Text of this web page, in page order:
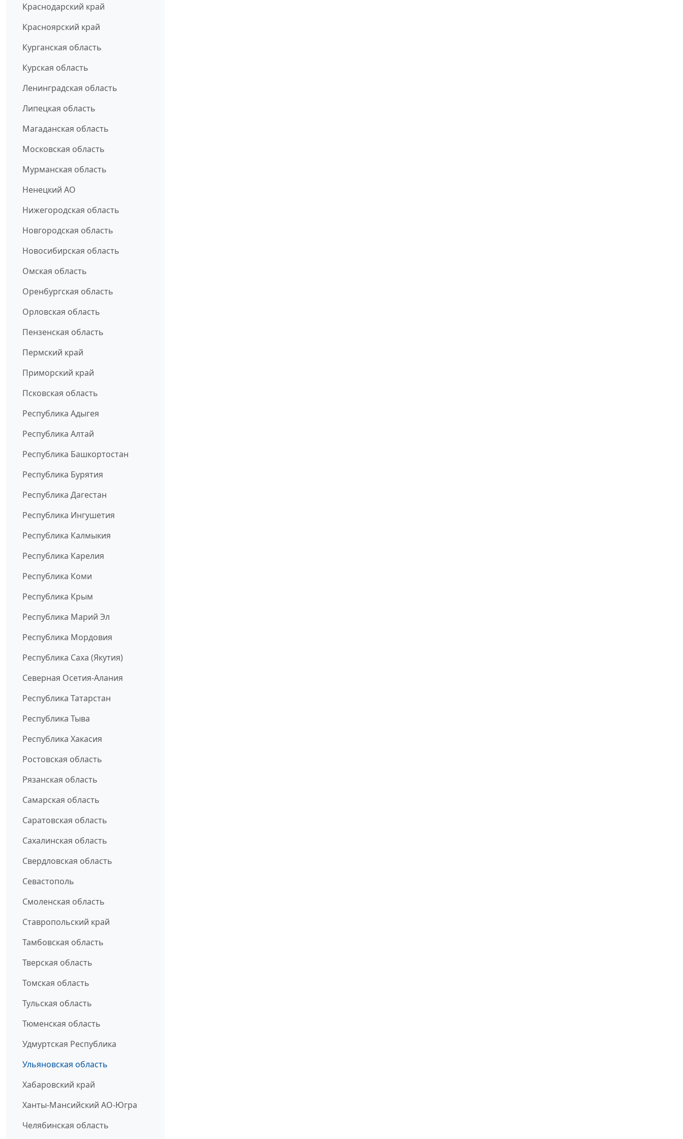
Краснодарский край
Красноярский край
Курганская область
Курская область
Ленинградская область
Липецкая область
Магаданская область
Московская область
Мурманская область
Ненецкий АО
Нижегородская область
Новгородская область
Новосибирская область
Омская область
Оренбургская область
Орловская область
Пензенская область
Пермский край
Приморский край
Псковская область
Республика Адыгея
Республика Алтай
Республика Башкортостан
Республика Бурятия
Республика Дагестан
Республика Ингушетия
Республика Калмыкия
Республика Карелия
Республика Коми
Республика Крым
Республика Марий Эл
Республика Мордовия
Республика Саха (Якутия)
Северная Осетия-Алания
Республика Татарстан
Республика Тыва
Республика Хакасия
Ростовская область
Рязанская область
Самарская область
Саратовская область
Сахалинская область
Свердловская область
Севастополь
Смоленская область
Ставропольский край
Тамбовская область
Тверская область
Томская область
Тульская область
Тюменская область
Удмуртская Республика
Ульяновская область
Хабаровский край
Ханты-Мансийский АО-Югра
Челябинская область